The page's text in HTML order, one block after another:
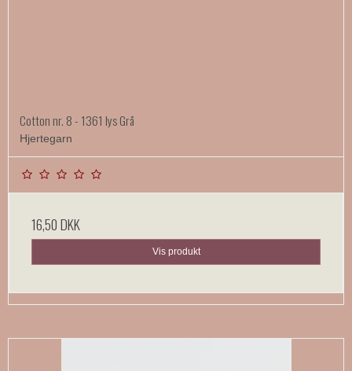
Cotton nr. 8 - 1361 lys Grå
Hjertegarn
16,50 DKK
Vis produkt